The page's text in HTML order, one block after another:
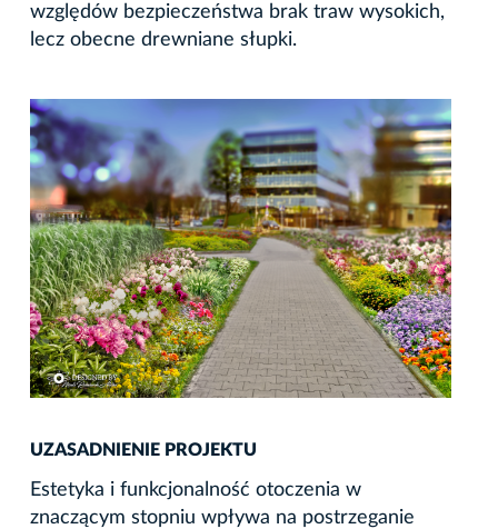
względów bezpieczeństwa brak traw wysokich,
lecz obecne drewniane słupki.
UZASADNIENIE PROJEKTU
Estetyka i funkcjonalność otoczenia w
znaczącym stopniu wpływa na postrzeganie